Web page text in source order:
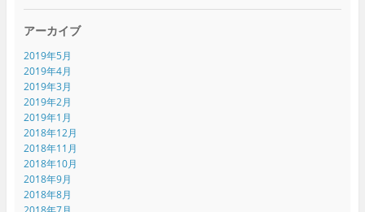
アーカイブ
2019年5月
2019年4月
2019年3月
2019年2月
2019年1月
2018年12月
2018年11月
2018年10月
2018年9月
2018年8月